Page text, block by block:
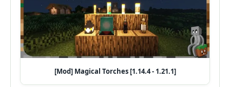
[Mod] Magical Torches [1.14.4 - 1.21.1]